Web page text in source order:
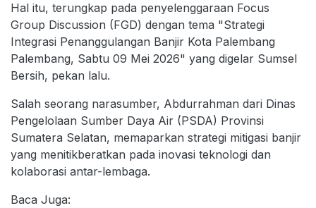
Hal itu, terungkap pada penyelenggaraan Focus
Group Discussion (FGD) dengan tema "Strategi
Integrasi Penanggulangan Banjir Kota Palembang
Palembang, Sabtu 09 Mei 2026" yang digelar Sumsel
Bersih, pekan lalu.
Salah seorang narasumber, Abdurrahman dari Dinas
Pengelolaan Sumber Daya Air (PSDA) Provinsi
Sumatera Selatan, memaparkan strategi mitigasi banjir
yang menitikberatkan pada inovasi teknologi dan
kolaborasi antar-lembaga.
Baca Juga: